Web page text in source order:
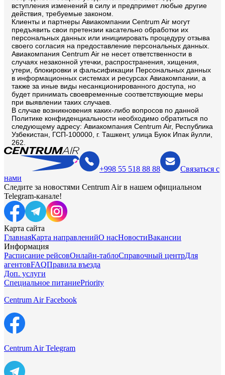
вступления изменений в силу и предпримет любые другие
действия, требуемые законом.
Клиенты и партнеры Авиакомпании Centrum Air могут
предъявить свои претензии касательно обработки их
персональных данных или инициировать процедуру отзыва
своего согласия на предоставление персональных данных.
Авиакомпания Centrum Air не несет ответственности в
случаях незаконной утечки, распространения, хищения,
утери, блокировки и фальсификации Персональных данных
в информационных системах и ресурсах Авиакомпании, а
также за иные виды несанкционированного доступа, но
будет принимать своевременные соответствующие меры
при выявлении таких случаев.
В случае возникновения каких-либо вопросов по данной
Политике конфиденциальности необходимо обратиться по
следующему адресу: Авиакомпания Centrum Air, Республика
Узбекистан, ГСП-100000, г. Ташкент, улица Буюк Ипак йулли,
262.
+998 55 518 88 88
Связаться с
нами
Следите за новостями Centrum Air в нашем официальном
Telegram-канале!
Карта сайта
ГлавнаяКарта направленийО насНовостиВакансии
Информация
Расписание рейсовОнлайн-таблоСправочный центрДля
агентовFAQПравила въезда
Доп. услуги
Специальное питаниеPriority
Centrum Air Facebook
Centrum Air Telegram